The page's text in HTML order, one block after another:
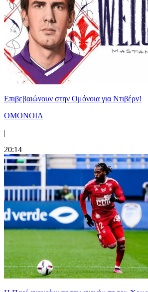
Επιβεβαιώνουν στην Ομόνοια για Ντιβέρν!
ΟΜΟΝΟΙΑ
|
20:14